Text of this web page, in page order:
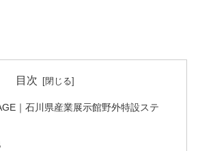
目次
｜石川県産業展示館野外特設ステ